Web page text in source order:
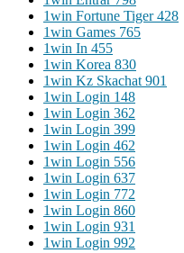
1win Fortune Tiger 428
1win Games 765
1win In 455
1win Korea 830
1win Kz Skachat 901
1win Login 148
1win Login 362
1win Login 399
1win Login 462
1win Login 556
1win Login 637
1win Login 772
1win Login 860
1win Login 931
1win Login 992